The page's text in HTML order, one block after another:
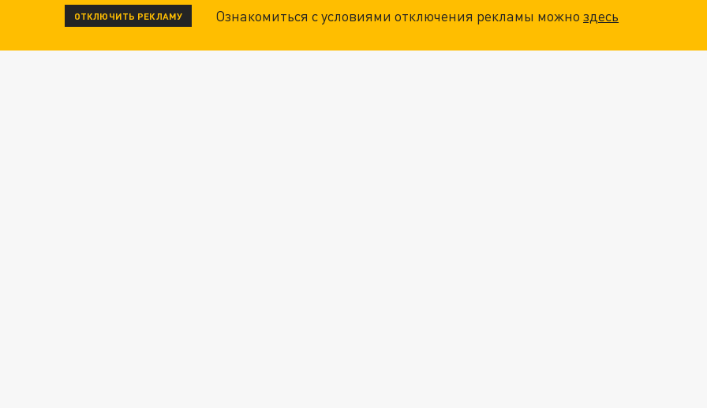
ОТКЛЮЧИТЬ РЕКЛАМУ Ознакомиться с условиями отключения рекламы можноздесь